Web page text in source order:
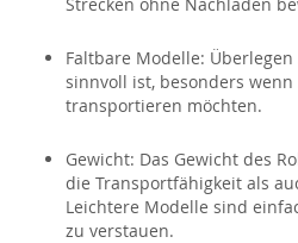
Faltbare Modelle:
sinnvoll ist, besonders
transportieren möchten.
Gewicht: Das Gewicht des
die Transportfähigkeit als
Leichtere Modelle sind
zu verstauen.